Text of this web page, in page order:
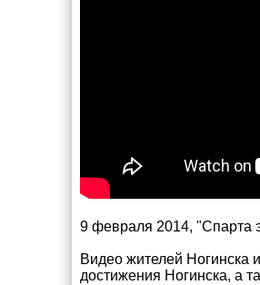
9 февраля 2014, "Спарта
Видео жителей Ногинска
достижения Ногинска, а